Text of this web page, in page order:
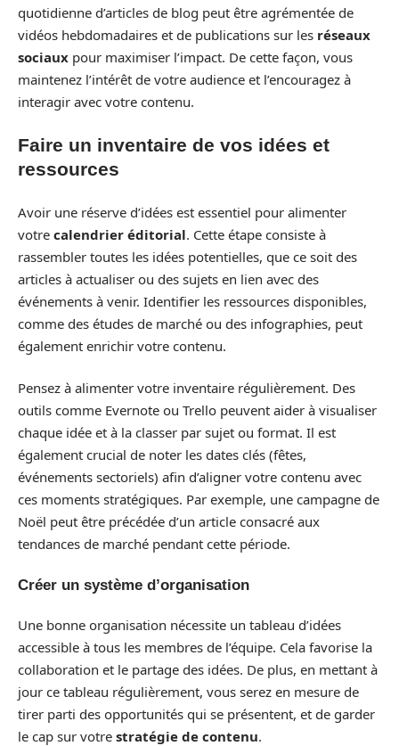
quotidienne d’articles de blog peut être agrémentée de
vidéos hebdomadaires et de publications sur les réseaux
sociaux pour maximiser l’impact. De cette façon, vous
maintenez l’intérêt de votre audience et l’encouragez à
interagir avec votre contenu.
Faire un inventaire de vos idées et
ressources
Avoir une réserve d’idées est essentiel pour alimenter
votre calendrier éditorial. Cette étape consiste à
rassembler toutes les idées potentielles, que ce soit des
articles à actualiser ou des sujets en lien avec des
événements à venir. Identifier les ressources disponibles,
comme des études de marché ou des infographies, peut
également enrichir votre contenu.
Pensez à alimenter votre inventaire régulièrement. Des
outils comme Evernote ou Trello peuvent aider à visualiser
chaque idée et à la classer par sujet ou format. Il est
également crucial de noter les dates clés (fêtes,
événements sectoriels) afin d’aligner votre contenu avec
ces moments stratégiques. Par exemple, une campagne de
Noël peut être précédée d’un article consacré aux
tendances de marché pendant cette période.
Créer un système d’organisation
Une bonne organisation nécessite un tableau d’idées
accessible à tous les membres de l’équipe. Cela favorise la
collaboration et le partage des idées. De plus, en mettant à
jour ce tableau régulièrement, vous serez en mesure de
tirer parti des opportunités qui se présentent, et de garder
le cap sur votre stratégie de contenu.